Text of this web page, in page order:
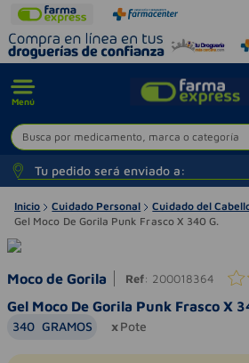
Menú
Busca por medicamento, marca o categoría
Tu pedido será enviado a:
Inicio Cuidado Personal Cuidado del
Gel Moco De Gorila Punk Frasco X 340 G.
Moco de Gorila Ref: 200018364
Gel Moco De Gorila Punk Frasco X
340 GRAMOS Pote